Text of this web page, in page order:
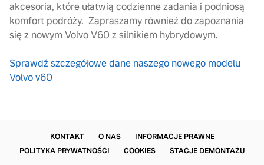
akcesoria, które ułatwią codzienne zadania i podniosą
komfort podróży. Zapraszamy również do zapoznania
się z nowym Volvo V60 z silnikiem hybrydowym.
Sprawdź szczegółowe dane naszego nowego modelu
Volvo v60
KONTAKT O NAS
INFORMACJE PRAWNE
POLITYKA PRYWATNOŚCI
COOKIES STACJE DEMONTAŻU